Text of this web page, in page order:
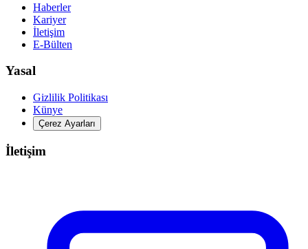
Haberler
Kariyer
İletişim
E-Bülten
Yasal
Gizlilik Politikası
Künye
Çerez Ayarları
İletişim